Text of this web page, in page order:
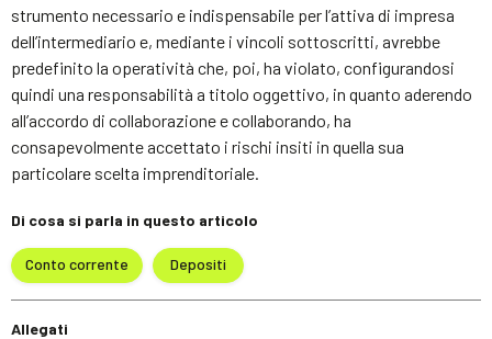
strumento necessario e indispensabile per l’attiva di impresa
dell’intermediario e, mediante i vincoli sottoscritti, avrebbe
predefinito la operatività che, poi, ha violato, configurandosi
quindi una responsabilità a titolo oggettivo, in quanto aderendo
all’accordo di collaborazione e collaborando, ha
consapevolmente accettato i rischi insiti in quella sua
particolare scelta imprenditoriale.
Di cosa si parla in questo articolo
Conto corrente Depositi
Allegati